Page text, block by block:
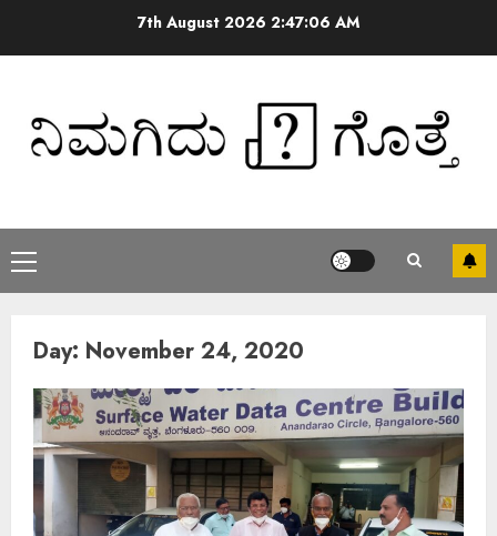
7th August 20262:47:07 AM
Day: November 24, 2020